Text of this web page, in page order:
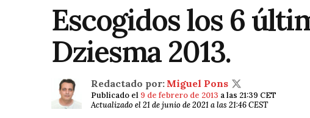
Escogidos los 6
Dziesma 2013.
Redactado por: Miguel Pons
Publicado el 9 de febrero de 2013 a las 21:39 CET
Actualizado el 21 de junio de 2021 a las 21:46 CEST